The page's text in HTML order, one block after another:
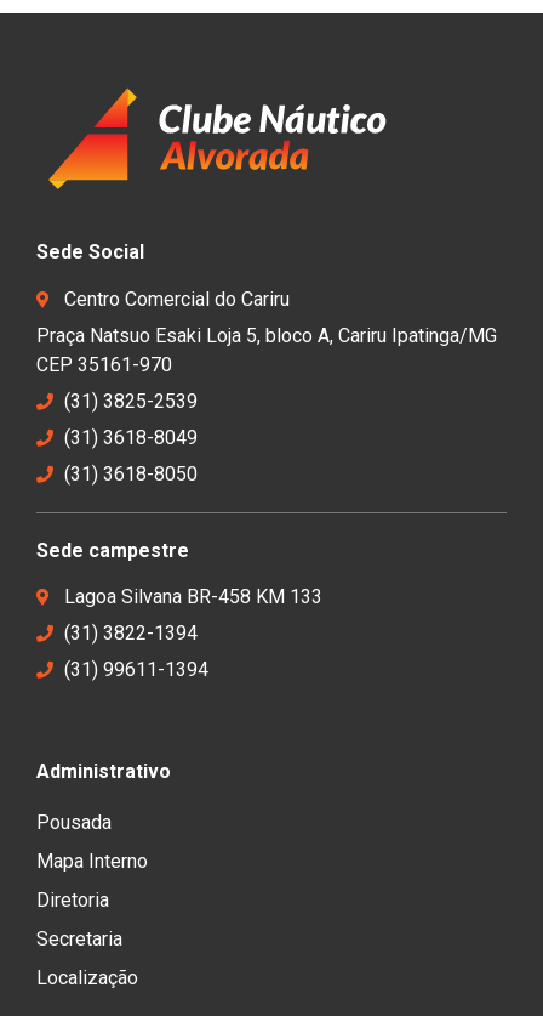
Sede Social
Centro Comercial do Cariru
Praça Natsuo Esaki Loja 5, bloco A, Cariru Ipatinga/MG
CEP 35161-970
(31) 3825-2539
(31) 3618-8049
(31) 3618-8050
Sede campestre
Lagoa Silvana BR-458 KM 133
(31) 3822-1394
(31) 99611-1394
Administrativo
Pousada
Mapa Interno
Diretoria
Secretaria
Localização